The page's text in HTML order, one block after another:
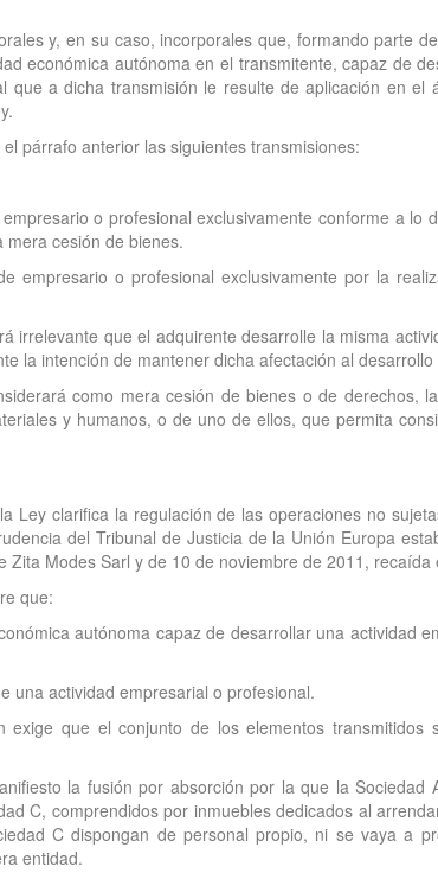
y, en su caso, incorporales que, formando parte
económica autónoma en el transmitente, capaz de
que a dicha transmisión le resulte de aplicación en
párrafo anterior las siguientes transmisiones:
o profesional exclusivamente conforme a
mera cesión de bienes.
empresario o profesional exclusivamente por la
irrelevante que el adquirente desarrolle la misma
la intención de mantener dicha afectación al
como mera cesión de bienes o de derechos,
y humanos, o de uno de ellos, que permita
Ley clarifica la regulación de las operaciones no
del Tribunal de Justicia de la Unión Europa
Modes Sarl y de 10 de noviembre de 2011,
que:
autónoma capaz de desarrollar una actividad
una actividad empresarial o profesional.
que el conjunto de los elementos transmitidos
la fusión por absorción por la que la
C, comprendidos por inmuebles dedicados al
C dispongan de personal propio, ni se vaya a
entidad.